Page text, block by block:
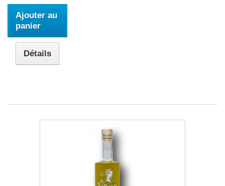
Ajouter au
panier
Détails